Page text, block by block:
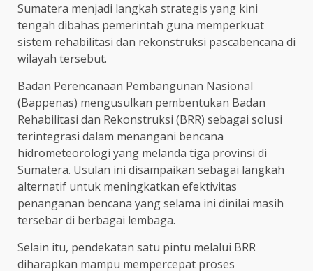
Sumatera menjadi langkah strategis yang kini
tengah dibahas pemerintah guna memperkuat
sistem rehabilitasi dan rekonstruksi pascabencana di
wilayah tersebut.
Badan Perencanaan Pembangunan Nasional
(Bappenas) mengusulkan pembentukan Badan
Rehabilitasi dan Rekonstruksi (BRR) sebagai solusi
terintegrasi dalam menangani bencana
hidrometeorologi yang melanda tiga provinsi di
Sumatera. Usulan ini disampaikan sebagai langkah
alternatif untuk meningkatkan efektivitas
penanganan bencana yang selama ini dinilai masih
tersebar di berbagai lembaga.
Selain itu, pendekatan satu pintu melalui BRR
diharapkan mampu mempercepat proses